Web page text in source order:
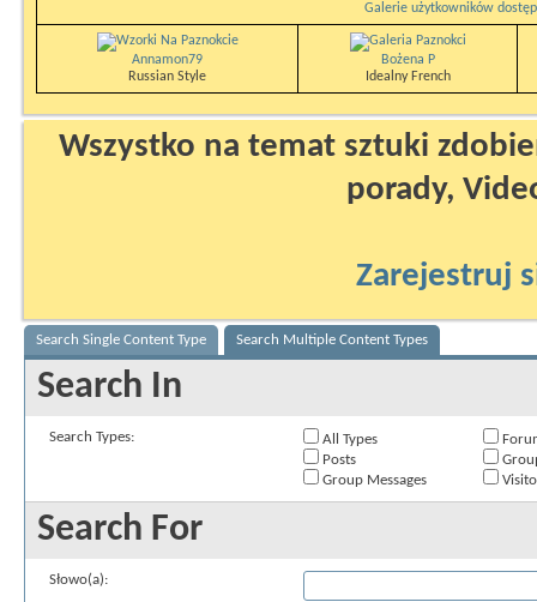
Galerie użytkowników
Annamon79
Russian Style
Bożena P
Idealny French
Wszystko na temat sztuki
porady,
Zarejestruj
Search Single Content Type Search Multiple Content Types
Search In
Search Types: All Types
Posts
Group Messages
Search For
Słowo(a):